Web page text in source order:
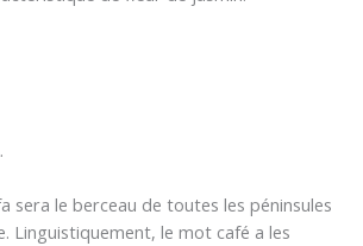
sera le berceau de toutes les péninsules
Linguistiquement, le mot café a les